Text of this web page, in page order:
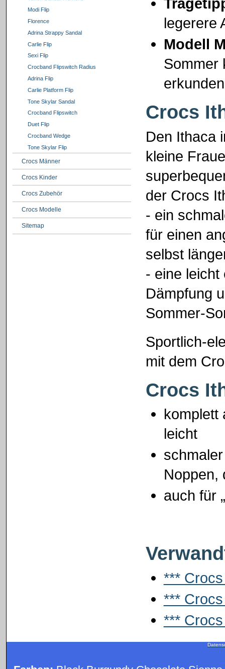
Modi Flip
Florence
Adrina Strappy Sandal
Carlie Flip
Sexi Flip
Crocband Flipswitch Radius
Adrina Flip
Carlie Platform Flip
Tone Skylar Sandal
Crocband Flipswitch
Duet Flip
Crocband Wedge
Tone Skylar Flip
Crocs Männer
Crocs Kinder
Crocs Zubehör
Crocs Modelle
Sitemap
legerere
Modell
Sommer
erkunden
Crocs
Den Ithaca
kleine
der Crocs
- ein
für einen
selbst
- eine leicht
Dämpfung
Sommer-
Sportlich-
mit dem
Crocs
komplett
leicht
Noppen,
auch für
***
***
***